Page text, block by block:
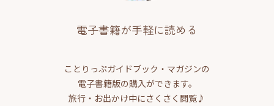
電子書籍が手軽に読める
ことりっぷガイドブック・マガジンの
電子書籍版の購入ができます。
旅行・お出かけ中にさくさく閲覧♪